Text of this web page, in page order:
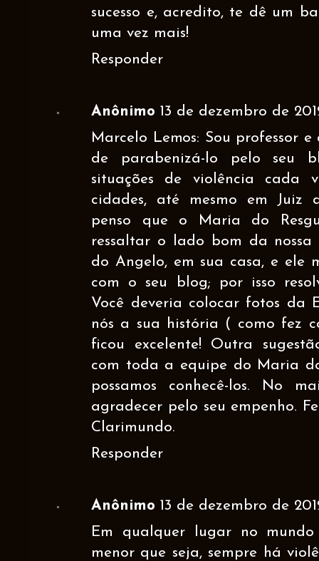
sucesso e, acredito, te dê um
uma vez mais!
Responder
Anônimo 13 de dezembro de
Marcelo Lemos: Sou professor
de parabenizá-lo pelo seu
situações de violência cada
cidades, até mesmo em Juiz
penso que o Maria do
ressaltar o lado bom da
do Angelo, em sua casa, e ele
com o seu blog; por isso
Você deveria colocar fotos da
nós a sua história ( como fez
ficou excelente! Outra
com toda a equipe do Maria
possamos conhecê-los. No
agradecer pelo seu empenho.
Clarimundo.
Responder
Anônimo 13 de dezembro de
Em qualquer lugar no
menor que seja, sempre há